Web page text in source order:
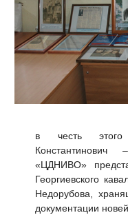
в честь этого
«ЦДНИВО»
Георгиевского
Недорубова,
документации